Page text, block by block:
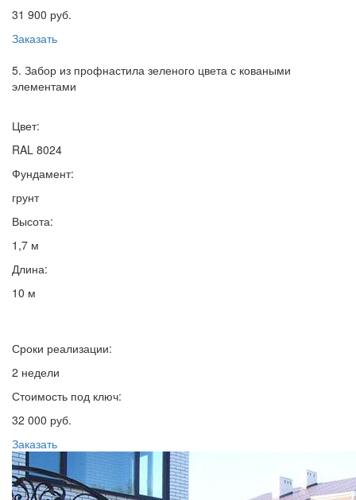
31 900 руб.
Заказать
5. Забор из профнастила зеленого цвета с коваными
элементами
Цвет:
RAL 8024
Фундамент:
грунт
Высота:
1,7 м
Длина:
10 м
Сроки реализации:
2 недели
Стоимость под ключ:
32 000 руб.
Заказать